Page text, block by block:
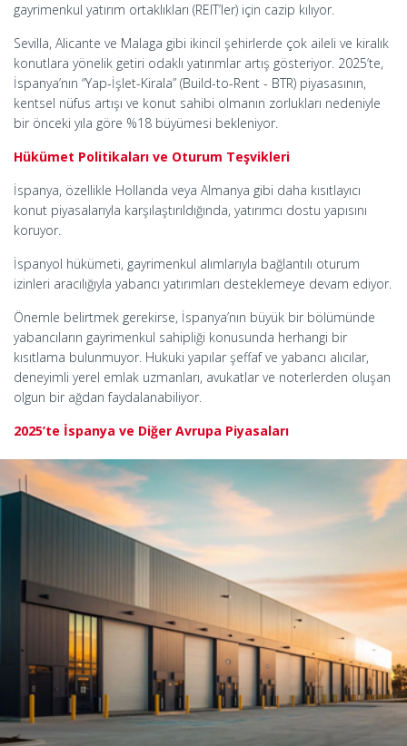
gayrimenkul yatırım ortaklıkları (REIT’ler) için cazip kılıyor.
Sevilla, Alicante ve Malaga gibi ikincil şehirlerde çok aileli ve kiralık
konutlara yönelik getiri odaklı yatırımlar artış gösteriyor. 2025’te,
İspanya’nın “Yap-İşlet-Kirala” (Build-to-Rent - BTR) piyasasının,
kentsel nüfus artışı ve konut sahibi olmanın zorlukları nedeniyle
bir önceki yıla göre %18 büyümesi bekleniyor.
Hükümet Politikaları ve Oturum Teşvikleri
İspanya, özellikle Hollanda veya Almanya gibi daha kısıtlayıcı
konut piyasalarıyla karşılaştırıldığında, yatırımcı dostu yapısını
koruyor.
İspanyol hükümeti, gayrimenkul alımlarıyla bağlantılı oturum
izinleri aracılığıyla yabancı yatırımları desteklemeye devam ediyor.
Önemle belirtmek gerekirse, İspanya’nın büyük bir bölümünde
yabancıların gayrimenkul sahipliği konusunda herhangi bir
kısıtlama bulunmuyor. Hukuki yapılar şeffaf ve yabancı alıcılar,
deneyimli yerel emlak uzmanları, avukatlar ve noterlerden oluşan
olgun bir ağdan faydalanabiliyor.
2025’te İspanya ve Diğer Avrupa Piyasaları